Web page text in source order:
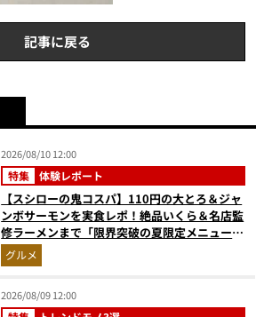
記事に戻る
2026/08/10 12:00
特集 体験レポート
【スシローの鬼コスパ】110円の大とろ＆ジャ
ンボサーモンを実食レポ！絶品いくら＆名店監
修ラーメンまで「限界突破の夏限定メニュー」
12品
グルメ
2026/08/09 12:00